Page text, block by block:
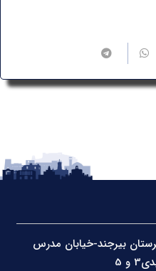
بیرجند-خیابان مدرس